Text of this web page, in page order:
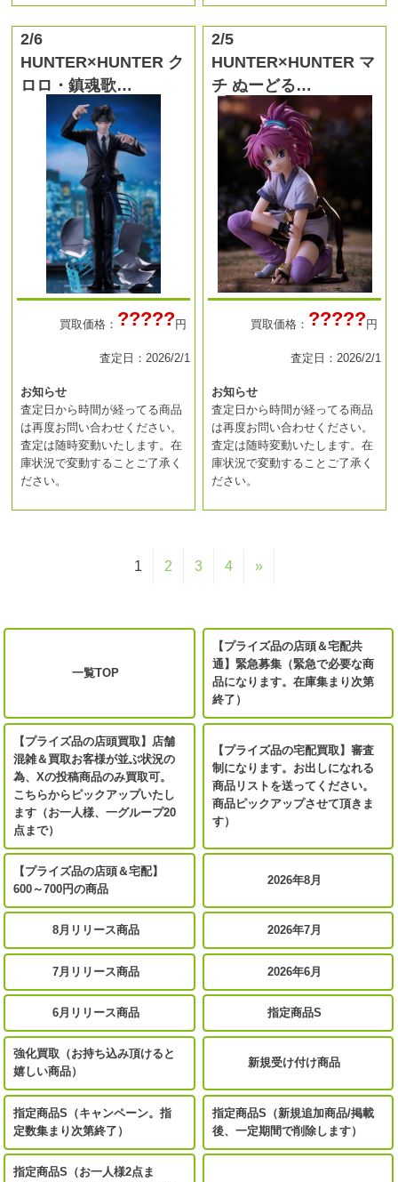
2/6
HUNTER×HUNTER ク
ロロ・鎮魂歌…
買取価格： ?????円
査定日：2026/2/1
お知らせ
査定日から時間が経ってる商品
は再度お問い合わせください。
査定は随時変動いたします。在
庫状況で変動することご了承く
ださい。
2/5
HUNTER×HUNTER マ
チ ぬーどる…
買取価格： ?????円
査定日：2026/2/1
お知らせ
査定日から時間が経ってる商品
は再度お問い合わせください。
査定は随時変動いたします。在
庫状況で変動することご了承く
ださい。
1 2 3 4 »
一覧TOP
【プライズ品の店頭＆宅配共
通】緊急募集（緊急で必要な商
品になります。在庫集まり次第
終了）
【プライズ品の店頭買取】店舗
混雑＆買取お客様が並ぶ状況の
為、Xの投稿商品のみ買取可。
こちらからピックアップいたし
ます（お一人様、一グループ20
点まで）
【プライズ品の宅配買取】審査
制になります。お出しになれる
商品リストを送ってください。
商品ピックアップさせて頂きま
す）
【プライズ品の店頭＆宅配】
600～700円の商品
2026年8月
8月リリース商品 2026年7月
7月リリース商品 2026年6月
6月リリース商品 指定商品S
強化買取（お持ち込み頂けると
嬉しい商品）
新規受け付け商品
指定商品S（キャンペーン。指
定数集まり次第終了）
指定商品S（新規追加商品/掲載
後、一定期間で削除します）
指定商品S（お一人様2点ま